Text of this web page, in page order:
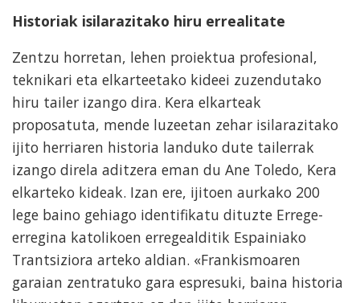
Historiak isilarazitako hiru errealitate
Zentzu horretan, lehen proiektua profesional,
teknikari eta elkarteetako kideei zuzendutako
hiru tailer izango dira. Kera elkarteak
proposatuta, mende luzeetan zehar isilarazitako
ijito herriaren historia landuko dute tailerrak
izango direla aditzera eman du Ane Toledo, Kera
elkarteko kideak. Izan ere, ijitoen aurkako 200
lege baino gehiago identifikatu dituzte Errege-
erregina katolikoen erregealditik Espainiako
Trantsiziora arteko aldian. «Frankismoaren
garaian zentratuko gara espresuki, baina historia